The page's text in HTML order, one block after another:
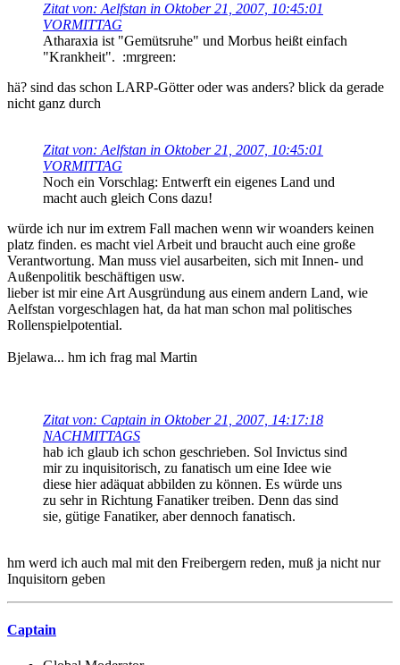
Zitat von: Aelfstan in Oktober 21, 2007, 10:45:01
VORMITTAG
Atharaxia ist "Gemütsruhe" und Morbus heißt einfach
"Krankheit". :mrgreen:
hä? sind das schon LARP-Götter oder was anders? blick da gerade
nicht ganz durch
Zitat von: Aelfstan in Oktober 21, 2007, 10:45:01
VORMITTAG
Noch ein Vorschlag: Entwerft ein eigenes Land und
macht auch gleich Cons dazu!
würde ich nur im extrem Fall machen wenn wir woanders keinen
platz finden. es macht viel Arbeit und braucht auch eine große
Verantwortung. Man muss viel ausarbeiten, sich mit Innen- und
Außenpolitik beschäftigen usw.
lieber ist mir eine Art Ausgründung aus einem andern Land, wie
Aelfstan vorgeschlagen hat, da hat man schon mal politisches
Rollenspielpotential.
Bjelawa... hm ich frag mal Martin
Zitat von: Captain in Oktober 21, 2007, 14:17:18
NACHMITTAGS
hab ich glaub ich schon geschrieben. Sol Invictus sind
mir zu inquisitorisch, zu fanatisch um eine Idee wie
diese hier adäquat abbilden zu können. Es würde uns
zu sehr in Richtung Fanatiker treiben. Denn das sind
sie, gütige Fanatiker, aber dennoch fanatisch.
hm werd ich auch mal mit den Freibergern reden, muß ja nicht nur
Inquisitorn geben
Captain